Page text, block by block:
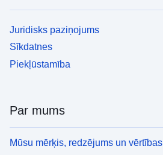
Juridisks paziņojums
Sīkdatnes
Piekļūstamība
Par mums
Mūsu mērķis, redzējums un vērtības